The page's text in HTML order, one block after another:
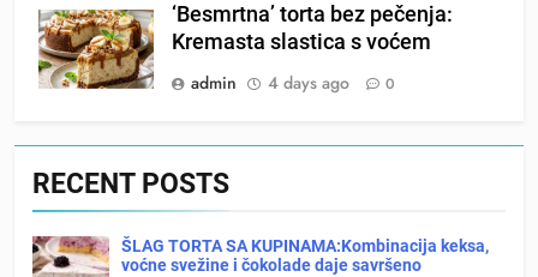
‘Besmrtna’ torta bez pečenja:
Kremasta slastica s voćem
admin
4 days ago 0
RECENT POSTS
ŠLAG TORTA SA KUPINAMA:Kombinacija keksa,
voćne svežine i čokolade daje savršeno